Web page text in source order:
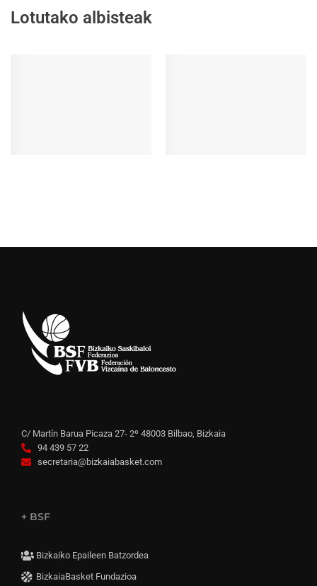
Lotutako albisteak
C/ Martín Barua Picaza 27- 2º 48003 Bilbao, Bizkaia
94 439 57 22
secretaria@bizkaiabasket.com
+ BSF
Bizkaiko Epaileen Batzordea
BizkaiaBasket Fundazioa